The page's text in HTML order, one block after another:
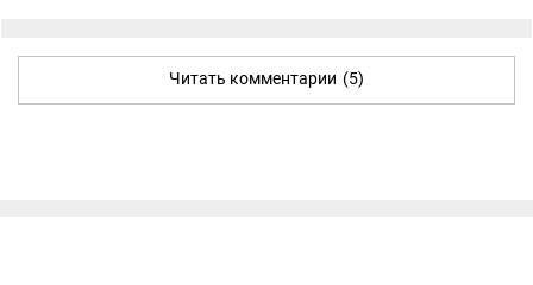
Читать комментарии (5)